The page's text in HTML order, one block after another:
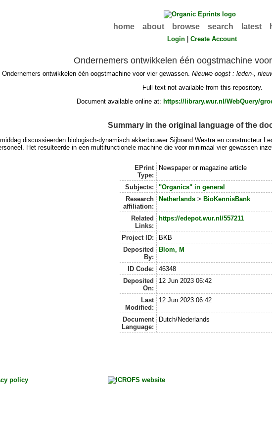
home about browse search latest
Login |Create Account
Ondernemers ontwikkelen één oogstmachine
ontwikkelen één oogstmachine voor vier gewassen.Nieuwe oogst : leden-,
Full text not available from this repository.
Document available online at: https://library.wur.nl/WebQuery/
Summary in the original language of the
discussieerden biologisch-dynamisch akkerbouwer Sijbrand Westra en constructeur
Het resulteerde in een multifunctionele machine die voor minimaal vier gewassen
EPrint
Type:
Newspaper or magazine article
Subjects:
"Organics" in general
Research
affiliation:
Netherlands> BioKennisBank
Related
Links:
https://edepot.wur.nl/557211
Project ID:
BKB
Deposited
By:
Blom, M
ID Code:
46348
Deposited
On:
12 Jun 2023 06:42
Last
Modified:
12 Jun 2023 06:42
Document
Language:
Dutch/Nederlands
policy